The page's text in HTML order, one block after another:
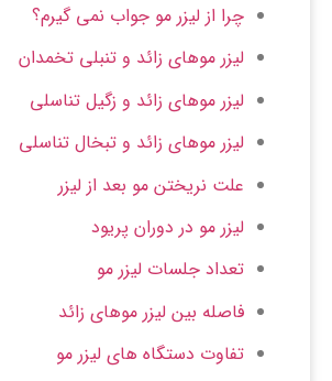
چرا از لیزر مو جواب نمی گیرم؟
لیزر موهای زائد و تنبلی تخمدان
لیزر موهای زائد و زگیل تناسلی
لیزر موهای زائد و تبخال تناسلی
علت نریختن مو بعد از لیزر
لیزر مو در دوران پریود
تعداد جلسات لیزر مو
فاصله بین لیزر موهای زائد
تفاوت دستگاه های لیزر مو